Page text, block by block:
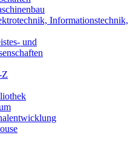
Informationstechnik,
und
Z